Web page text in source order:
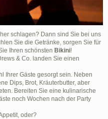
schlagen? Dann sind Sie bei uns
Sie die Getränke, sorgen Sie für
Ihren schönsten Bikini!
& Co. landen Sie einen
Ihrer Gäste gesorgt sein. Neben
Dips, Brot, Kräuterbutter, aber
Bereiten Sie eine kulinarische
noch Wochen nach der Party
oder?